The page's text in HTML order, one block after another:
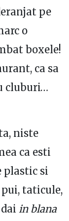
pe
o
boxele!
ca sa
cluburi…
niste
ca esti
plastic si
pui, taticule,
in blana